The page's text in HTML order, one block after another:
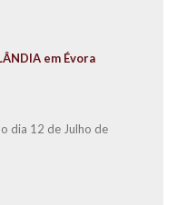
em Évora
dia 12 de Julho de